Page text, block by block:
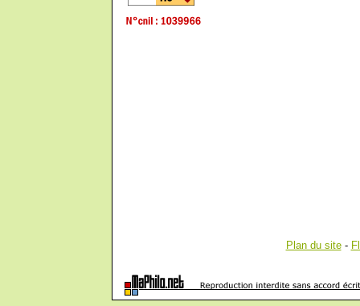
Plan du site-